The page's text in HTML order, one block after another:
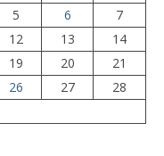
5 6
7
12 13
14
19 20
21
26 27
28